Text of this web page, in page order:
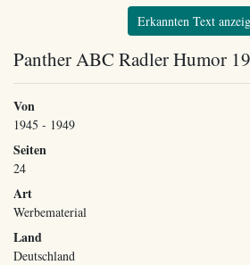
Erkannten Text
Panther ABC Radler Humor
Von
1945 - 1949
Seiten
24
Art
Werbematerial
Land
Deutschland